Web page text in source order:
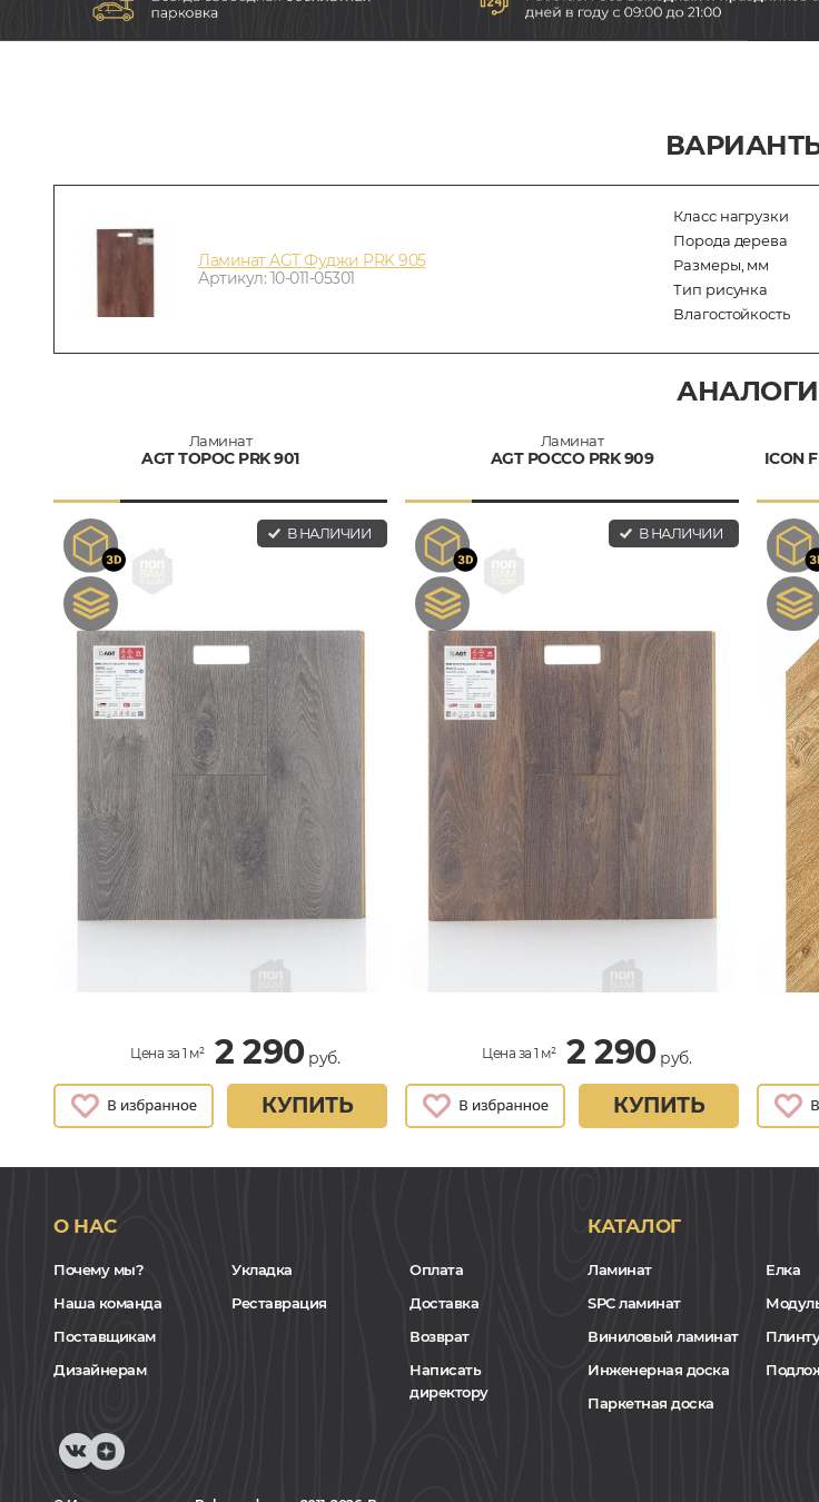
Ламинат AGT Фуджи PRK 905
Артикул: 10-011-05301
Класс нагрузки
Порода дерева
Размеры, мм
Тип рисунка
Влагостойкость
АНАЛОГИ
Ламинат
AGT ТОРОС PRK 901
В НАЛИЧИИ
Цена за 1 м² 2 290руб.
КУПИТЬ
Ламинат
AGT РОССО PRK 909
В НАЛИЧИИ
Цена за 1 м² 2 290руб.
КУПИТЬ
ICON
О НАС
Почему мы?
Наша команда
Поставщикам
Дизайнерам
Укладка
Реставрация
Оплата
Доставка
Возврат
Написать
директору
КАТАЛОГ
Ламинат
SPC ламинат
Виниловый ламинат
Инженерная доска
Паркетная доска
Елка